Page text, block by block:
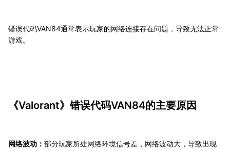
错误代码VAN84通常表示玩家的网络连接存在问题，导致无法正常
游戏。
《Valorant》错误代码VAN84的主要原因
网络波动： 部分玩家所处网络环境信号差，网络波动大，导致出现